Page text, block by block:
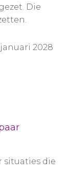
Die
2028
situaties die